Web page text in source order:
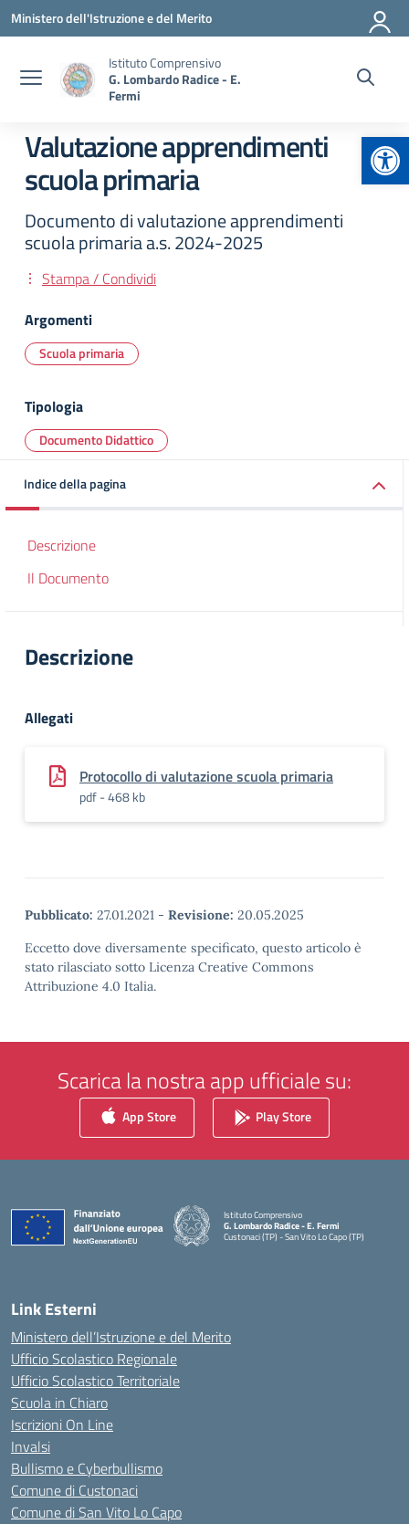
Vai ai contenuti
Vai al menu di navigazione
Vai al footer
Ministero dell'Istruzione e del Merito
Istituto Comprensivo
G. Lombardo Radice - E.
Fermi
Valutazione apprendimenti
scuola primaria
Documento di valutazione apprendimenti
scuola primaria a.s. 2024-2025
Stampa / Condividi
Argomenti
Scuola primaria
Tipologia
Documento Didattico
Indice della pagina
Descrizione
Il Documento
Descrizione
Allegati
Protocollo di valutazione scuola primaria
pdf - 468 kb
Pubblicato: 27.01.2021 - Revisione: 20.05.2025
Eccetto dove diversamente specificato, questo articolo è
stato rilasciato sotto Licenza Creative Commons
Attribuzione 4.0 Italia.
Scarica la nostra app ufficiale su:
App Store Play Store
Istituto Comprensivo
G. Lombardo Radice - E. Fermi
Custonaci (TP) - San Vito Lo Capo (TP)
— Visita la pagina iniziale della scuola
Link Esterni
Ministero dell’Istruzione e del Merito
Ufficio Scolastico Regionale
Ufficio Scolastico Territoriale
Scuola in Chiaro
Iscrizioni On Line
Invalsi
Bullismo e Cyberbullismo
Comune di Custonaci
Comune di San Vito Lo Capo